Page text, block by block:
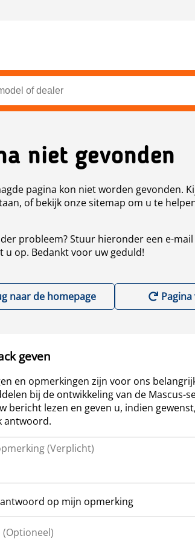
niet gevonden
pagina kon niet worden gevonden.
of bekijk onze sitemap om u te
probleem? Stuur hieronder een e-
u op. Bedankt voor uw geduld!
naar de homepage
geven
en opmerkingen zijn voor ons
bij de ontwikkeling van de Mascus-
bericht lezen en geven u, indien
antwoord.
op mijn opmerking